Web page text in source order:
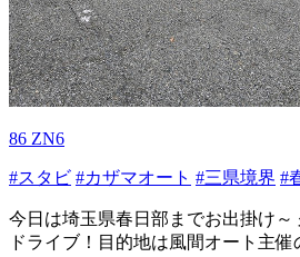
86 ZN6
#スタビ #カザマオート #三県境界 #
今日は埼玉県春日部までお出掛け～
ドライブ！目的地は風間オート主